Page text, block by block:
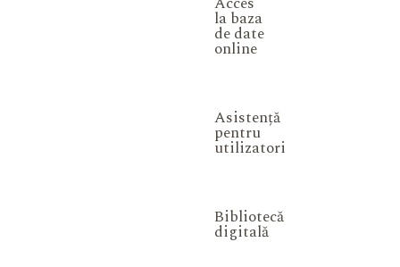
la baza
de date
online
Asistență
pentru
utilizatori
Bibliotecă
digitală